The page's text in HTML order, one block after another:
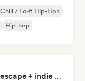
Chill / Lo-fi Hip-Hop
Hip-hop
Praesidium (electronic escape + indie electronic + sad songs for doomers)